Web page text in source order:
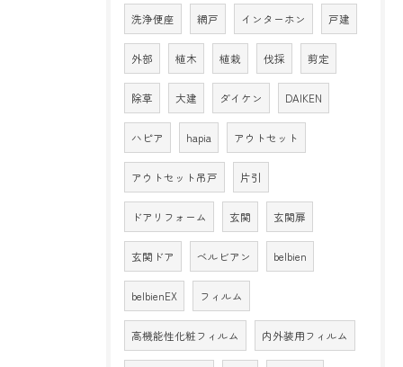
洗浄便座 網戸 インターホン 戸建
外部 植木 植栽 伐採 剪定
除草 大建 ダイケン DAIKEN
ハピア hapia アウトセット
アウトセット吊戸 片引
ドアリフォーム 玄関 玄関扉
玄関ドア ベルビアン belbien
belbienEX フィルム
高機能性化粧フィルム 内外装用フィルム